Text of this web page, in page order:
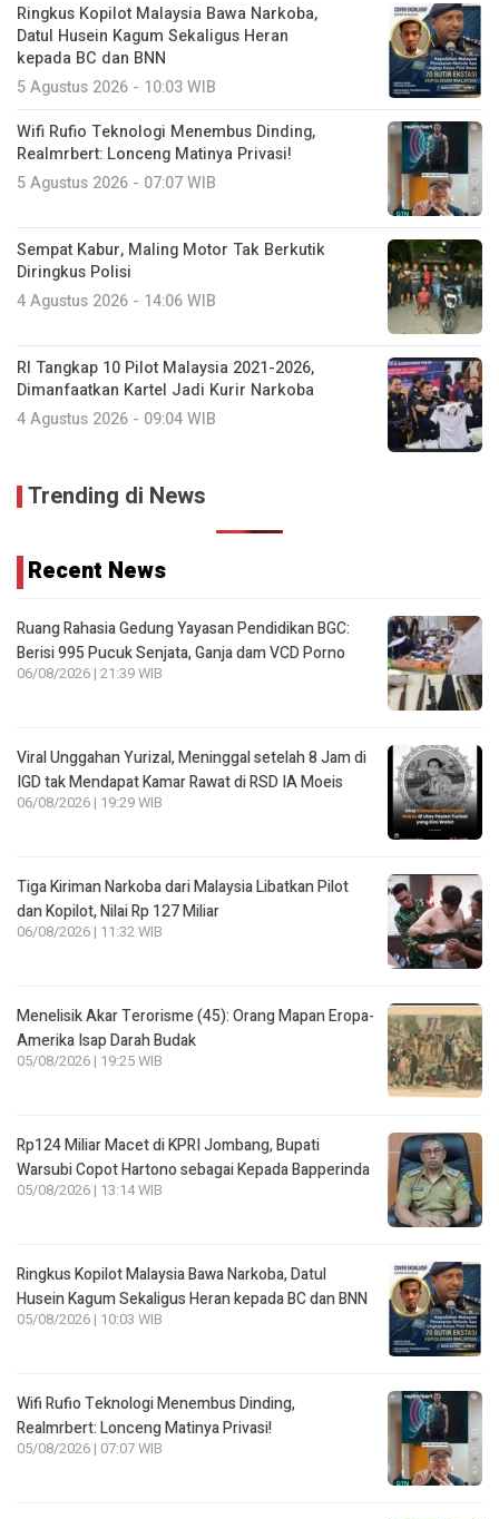
Ringkus Kopilot Malaysia Bawa Narkoba,
Datul Husein Kagum Sekaligus Heran
kepada BC dan BNN
5 Agustus 2026 - 10:03 WIB
Wifi Rufio Teknologi Menembus Dinding,
Realmrbert: Lonceng Matinya Privasi!
5 Agustus 2026 - 07:07 WIB
Sempat Kabur, Maling Motor Tak Berkutik
Diringkus Polisi
4 Agustus 2026 - 14:06 WIB
RI Tangkap 10 Pilot Malaysia 2021-2026,
Dimanfaatkan Kartel Jadi Kurir Narkoba
4 Agustus 2026 - 09:04 WIB
Trending di News
Recent News
Ruang Rahasia Gedung Yayasan Pendidikan BGC:
Berisi 995 Pucuk Senjata, Ganja dam VCD Porno
06/08/2026 | 21:39 WIB
Viral Unggahan Yurizal, Meninggal setelah 8 Jam di
IGD tak Mendapat Kamar Rawat di RSD IA Moeis
06/08/2026 | 19:29 WIB
Tiga Kiriman Narkoba dari Malaysia Libatkan Pilot
dan Kopilot, Nilai Rp 127 Miliar
06/08/2026 | 11:32 WIB
Menelisik Akar Terorisme (45): Orang Mapan Eropa-
Amerika Isap Darah Budak
05/08/2026 | 19:25 WIB
Rp124 Miliar Macet di KPRI Jombang, Bupati
Warsubi Copot Hartono sebagai Kepada Bapperinda
05/08/2026 | 13:14 WIB
Ringkus Kopilot Malaysia Bawa Narkoba, Datul
Husein Kagum Sekaligus Heran kepada BC dan BNN
05/08/2026 | 10:03 WIB
Wifi Rufio Teknologi Menembus Dinding,
Realmrbert: Lonceng Matinya Privasi!
05/08/2026 | 07:07 WIB